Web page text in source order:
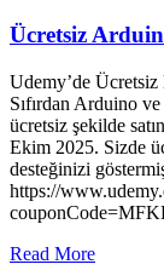
Ücretsiz
Udemy’de Ücretsiz
Sıfırdan Arduino
ücretsiz şekilde
Ekim 2025. Sizde
desteğinizi
https://
Read More